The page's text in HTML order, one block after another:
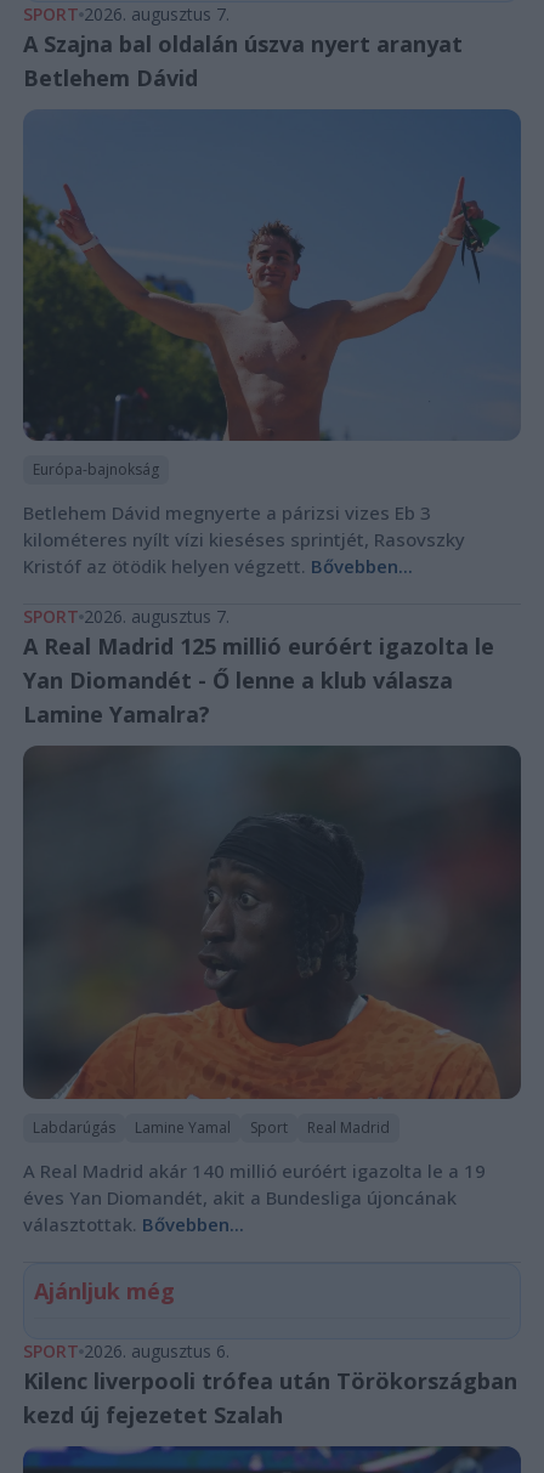
SPORT 2026. augusztus 7.
A Szajna bal oldalán úszva nyert aranyat
Betlehem Dávid
Európa-bajnokság
Betlehem Dávid megnyerte a párizsi vizes Eb 3
kilométeres nyílt vízi kieséses sprintjét, Rasovszky
Kristóf az ötödik helyen végzett. Bővebben...
SPORT 2026. augusztus 7.
A Real Madrid 125 millió euróért igazolta le
Yan Diomandét - Ő lenne a klub válasza
Lamine Yamalra?
Labdarúgás Lamine Yamal Sport Real Madrid
A Real Madrid akár 140 millió euróért igazolta le a 19
éves Yan Diomandét, akit a Bundesliga újoncának
választottak. Bővebben...
Ajánljuk még
SPORT 2026. augusztus 6.
Kilenc liverpooli trófea után Törökországban
kezd új fejezetet Szalah